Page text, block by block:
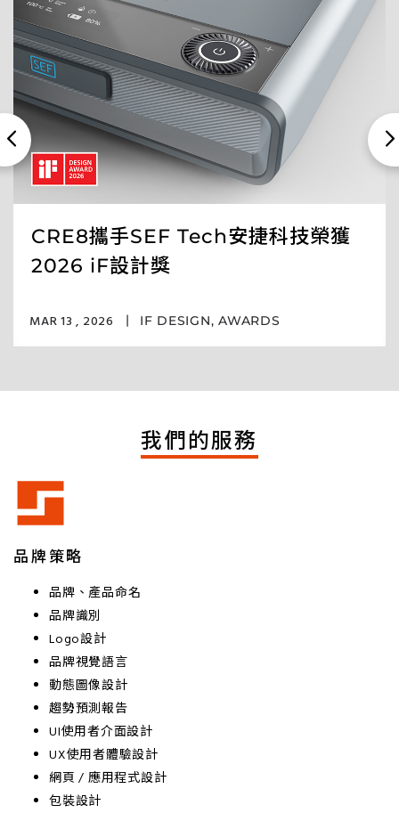
CRE8攜手SEF Tech安捷科技榮獲
2026 iF設計獎
MAR 13 , 2026 IF DESIGN, AWARDS
我們的服務
品牌策略
品牌、產品命名
品牌識別
Logo設計
品牌視覺語言
動態圖像設計
趨勢預測報告
UI使用者介面設計
UX使用者體驗設計
網頁 / 應用程式設計
包裝設計